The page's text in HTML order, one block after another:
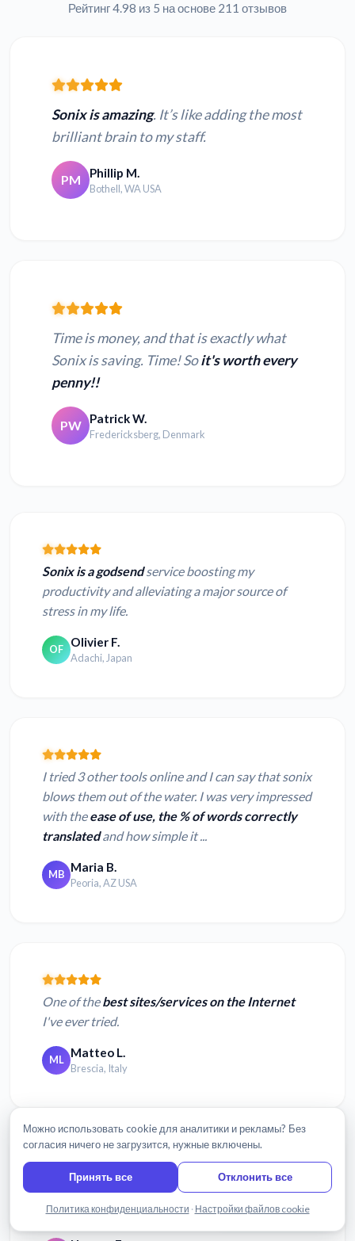
Рейтинг 4.98 из 5 на основе 211 отзывов
Sonix is amazing. It’s like adding the most
brilliant brain to my staff.
PM Phillip M.
Bothell, WA USA
Time is money, and that is exactly what
Sonix is saving. Time! Soit's worth every
penny!!
PW Patrick W.
Fredericksberg, Denmark
Sonix is a godsendservice boosting my
productivity and alleviating a major source of
stress in my life.
OF Olivier F.
Adachi, Japan
I tried 3 other tools online and I can say that sonix
blows them out of the water. I was very impressed
with theease of use, the % of words correctly
translatedand how simple it ...
MB Maria B.
Peoria, AZ USA
One of thebest sites/services on the Internet
I've ever tried.
ML Matteo L.
Brescia, Italy
Easy to use and itsaved me SO much time
transcribing.
Написать нам
Можно использовать cookie для аналитики и рекламы? Без
согласия ничего не загрузится, нужные включены.
Принять все Отклонить все
Политика конфиденциальности · Настройки файлов cookie